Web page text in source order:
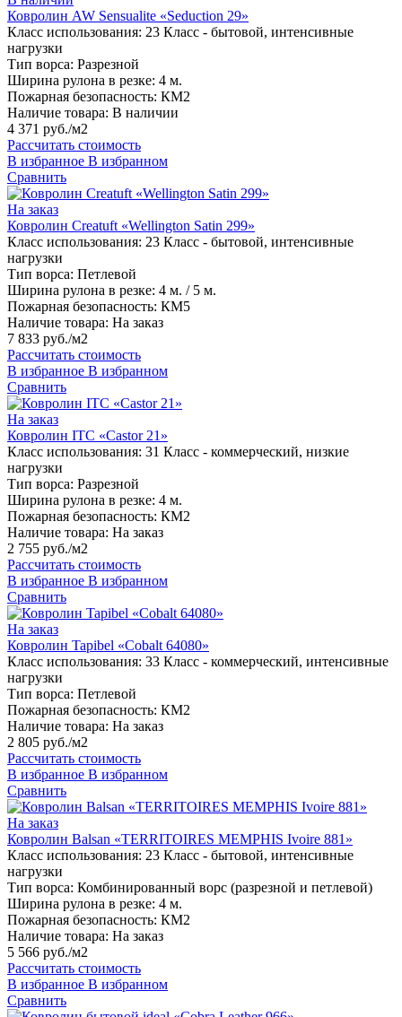
Ковролин AW Sensualite «Seduction 29»
Класс использования: 23 Класс - бытовой, интенсивные
нагрузки
Тип ворса: Разрезной
Ширина рулона в резке: 4 м.
Пожарная безопасность: КМ2
Наличие товара: В наличии
4 371 руб./м2
Рассчитать стоимость
В избранное В избранном
Сравнить
На заказ
Ковролин Creatuft «Wellington Satin 299»
Класс использования: 23 Класс - бытовой, интенсивные
нагрузки
Тип ворса: Петлевой
Ширина рулона в резке: 4 м. / 5 м.
Пожарная безопасность: КМ5
Наличие товара: На заказ
7 833 руб./м2
Рассчитать стоимость
В избранное В избранном
Сравнить
На заказ
Ковролин ITC «Castor 21»
Класс использования: 31 Класс - коммерческий, низкие
нагрузки
Тип ворса: Разрезной
Ширина рулона в резке: 4 м.
Пожарная безопасность: КМ2
Наличие товара: На заказ
2 755 руб./м2
Рассчитать стоимость
В избранное В избранном
Сравнить
На заказ
Ковролин Tapibel «Cobalt 64080»
Класс использования: 33 Класс - коммерческий, интенсивные
нагрузки
Тип ворса: Петлевой
Пожарная безопасность: КМ2
Наличие товара: На заказ
2 805 руб./м2
Рассчитать стоимость
В избранное В избранном
Сравнить
На заказ
Ковролин Balsan «TERRITOIRES MEMPHIS Ivoire 881»
Класс использования: 23 Класс - бытовой, интенсивные
нагрузки
Тип ворса: Комбинированный ворс (разрезной и петлевой)
Ширина рулона в резке: 4 м.
Пожарная безопасность: КМ2
Наличие товара: На заказ
5 566 руб./м2
Рассчитать стоимость
В избранное В избранном
Сравнить